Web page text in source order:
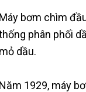
Máy bơm chìm
phân phối
mỏ dầu.
Năm 1929, máy